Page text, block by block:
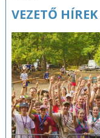
VEZETŐ HÍREK